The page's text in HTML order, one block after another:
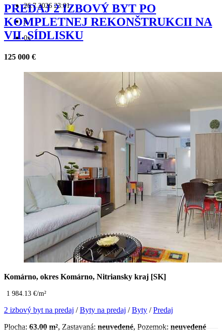
26.7.2026 23:01
x
0x
PREDAJ 2 IZBOVÝ BYT PO
KOMPLETNEJ REKONŠTRUKCII NA
VII. SÍDLISKU
125 000 €
Komárno, okres Komárno, Nitriansky kraj [SK]
1 984.13 €/m²
2 izbový byt na predaj /Byty na predaj /Byty /Predaj
Plocha: 63.00 m², Zastavaná: neuvedené, Pozemok: neuvedené